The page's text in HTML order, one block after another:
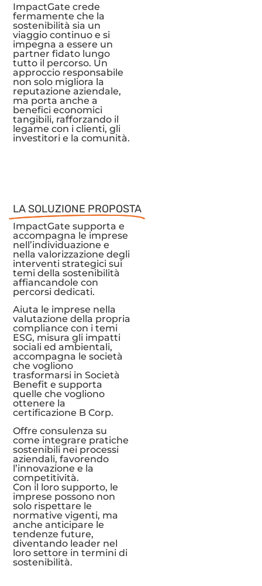
ImpactGate crede
fermamente che la
sostenibilità sia un
viaggio continuo e si
impegna a essere un
partner fidato lungo
tutto il percorso. Un
approccio responsabile
non solo migliora la
reputazione aziendale,
ma porta anche a
benefici economici
tangibili, rafforzando il
legame con i clienti, gli
investitori e la comunità.
LA SOLUZIONE PROPOSTA
ImpactGate supporta e
accompagna le imprese
nell’individuazione e
nella valorizzazione degli
interventi strategici sui
temi della sostenibilità
affiancandole con
percorsi dedicati.
Aiuta le imprese nella
valutazione della propria
compliance con i temi
ESG, misura gli impatti
sociali ed ambientali,
accompagna le società
che vogliono
trasformarsi in Società
Benefit e supporta
quelle che vogliono
ottenere la
certificazione B Corp.
Offre consulenza su
come integrare pratiche
sostenibili nei processi
aziendali, favorendo
l’innovazione e la
competitività.
Con il loro supporto, le
imprese possono non
solo rispettare le
normative vigenti, ma
anche anticipare le
tendenze future,
diventando leader nel
loro settore in termini di
sostenibilità.